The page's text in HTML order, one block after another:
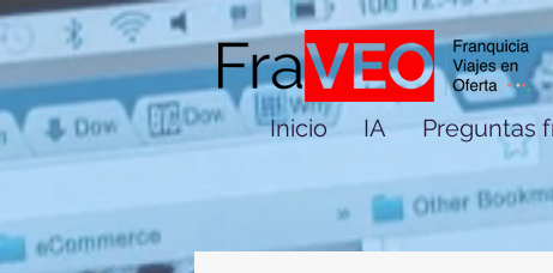
Inicio IA Preguntas